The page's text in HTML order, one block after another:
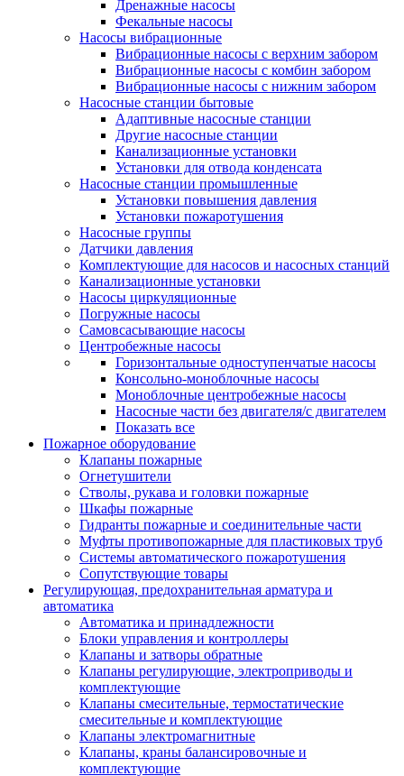
Дренажные насосы
Фекальные насосы
Насосы вибрационные
Вибрационные насосы с верхним забором
Вибрационные насосы с комбин забором
Вибрационные насосы с нижним забором
Насосные станции бытовые
Адаптивные насосные станции
Другие насосные станции
Канализационные установки
Установки для отвода конденсата
Насосные станции промышленные
Установки повышения давления
Установки пожаротушения
Насосные группы
Датчики давления
Комплектующие для насосов и насосных станций
Канализационные установки
Насосы циркуляционные
Погружные насосы
Самовсасывающие насосы
Центробежные насосы
Горизонтальные одноступенчатые насосы
Консольно-моноблочные насосы
Моноблочные центробежные насосы
Насосные части без двигателя/с двигателем
Показать все
Пожарное оборудование
Клапаны пожарные
Огнетушители
Стволы, рукава и головки пожарные
Шкафы пожарные
Гидранты пожарные и соединительные части
Муфты противопожарные для пластиковых труб
Системы автоматического пожаротушения
Сопутствующие товары
Регулирующая, предохранительная арматура и
автоматика
Автоматика и принадлежности
Блоки управления и контроллеры
Клапаны и затворы обратные
Клапаны регулирующие, электроприводы и
комплектующие
Клапаны смесительные, термостатические
смесительные и комплектующие
Клапаны электромагнитные
Клапаны, краны балансировочные и
комплектующие